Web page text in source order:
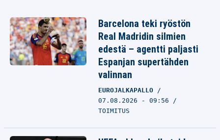
Barcelona teki ryöstön
Real Madridin silmien
edestä – agentti paljasti
Espanjan supertähden
valinnan
EUROJALKAPALLO
07.08.2026 - 09:56
TOIMITUS